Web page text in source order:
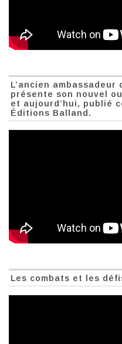
L’ancien ambassadeur
présente son nouvel
et aujourd’hui, publié
Éditions Balland.
Les combats et les